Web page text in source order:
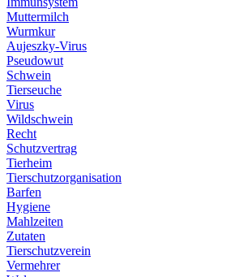
Muttermilch
Wurmkur
Aujeszky-Virus
Pseudowut
Schwein
Tierseuche
Virus
Wildschwein
Recht
Schutzvertrag
Tierheim
Tierschutzorganisation
Barfen
Hygiene
Mahlzeiten
Zutaten
Tierschutzverein
Vermehrer